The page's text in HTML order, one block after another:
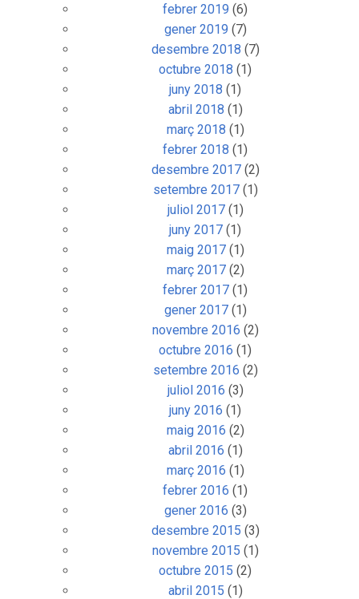
febrer 2019 (6)
gener 2019 (7)
desembre 2018 (7)
octubre 2018 (1)
juny 2018 (1)
abril 2018 (1)
març 2018 (1)
febrer 2018 (1)
desembre 2017(2)
setembre 2017(1)
juliol 2017(1)
juny 2017 (1)
maig 2017(1)
març 2017(2)
febrer 2017 (1)
gener 2017(1)
novembre 2016 (2)
octubre 2016 (1)
setembre 2016 (2)
juliol 2016 (3)
juny 2016 (1)
maig 2016 (2)
abril 2016 (1)
març 2016 (1)
febrer 2016 (1)
gener 2016 (3)
desembre 2015 (3)
novembre 2015 (1)
octubre 2015 (2)
abril 2015 (1)